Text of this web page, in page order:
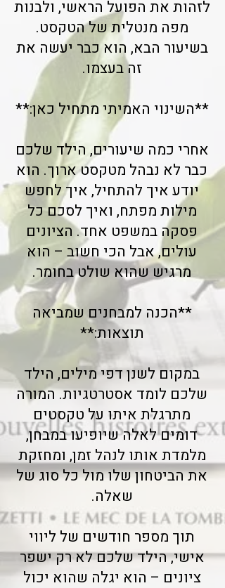
לזהות את הפועל הראשי, ולבנות
מפה מנטלית של הטקסט.
בשיעור הבא, הוא כבר יעשה את
זה בעצמו.
**השינוי האמיתי מתחיל כאן:**
אחרי כמה שיעורים, הילד שלכם
כבר לא נבהל מטקסט ארוך. הוא
יודע איך להתחיל, איך לחפש
מילות מפתח, ואיך לסכם כל
פסקה במשפט אחד. הציונים
עולים, אבל הכי חשוב – הוא
מרגיש שהוא שולט בחומר.
**הכנה למבחנים שמביאה
תוצאות:**
במקום לשנן דפי מילים, הילד
שלכם לומד אסטרטגיות. המורה
מתרגלת איתו על טקסטים
דומים לאלה שיופיעו במבחן,
מלמדת אותו לנהל זמן, ומחזקת
את הביטחון שלו מול כל סוג של
שאלה.
תוך מספר חודשים של ליווי
אישי, הילד שלכם לא רק ישפר
ציונים – הוא יגלה שהוא יכול